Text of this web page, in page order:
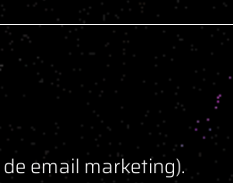
email marketing).